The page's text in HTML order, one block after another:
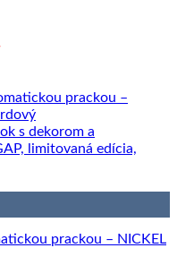
prackou – NICKEL